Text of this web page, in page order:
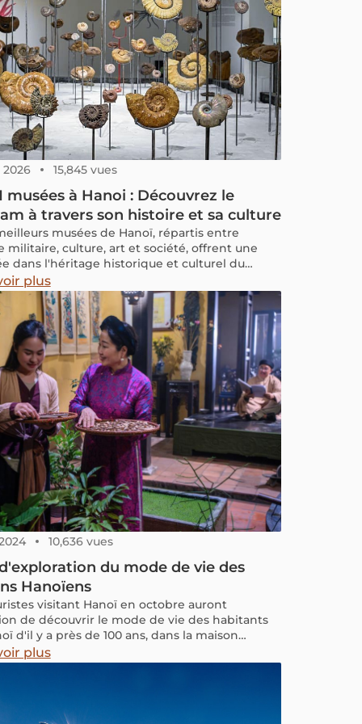
2026 15,845 vues
musées à Hanoi : Découvrez le
à travers son histoire et sa culture
musées de Hanoï, répartis entre
militaire, culture, art et société, offrent une
dans l'héritage historique et culturel du
Ces musées préservent des collections
de la capitale vietnamienne.
plus
10,636 vues
du mode de vie des
Hanoïens
visitant Hanoï en octobre auront
de découvrir le mode de vie des habitants
d'il y a près de 100 ans, dans la maison
située au 87 rue Ma May, Hanoï à travers le
"Chuyen pho Hang".
plus